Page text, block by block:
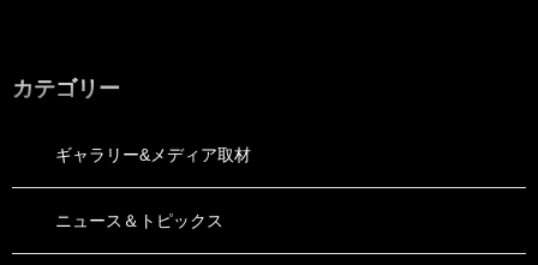
カテゴリー
ギャラリー&メディア取材
ニュース＆トピックス